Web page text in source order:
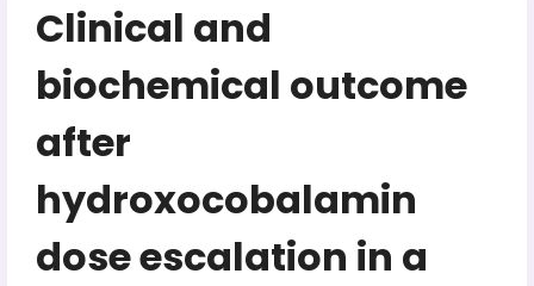
Clinical and
biochemical outcome
after
hydroxocobalamin
dose escalation in a